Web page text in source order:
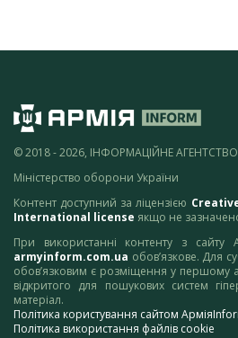
© 2018 - 2026, ІНФОРМАЦІЙНЕ
Міністерство оборони України
Контент доступний за ліцензією
International license якщо не
При використанні контенту з сайту
armyinform.com.ua обов’язкове. Для
обов’язковим є розміщення у першому
відкритого для пошукових систем
матеріал.
Політика користування сайтом
Політика використання файлів cookie